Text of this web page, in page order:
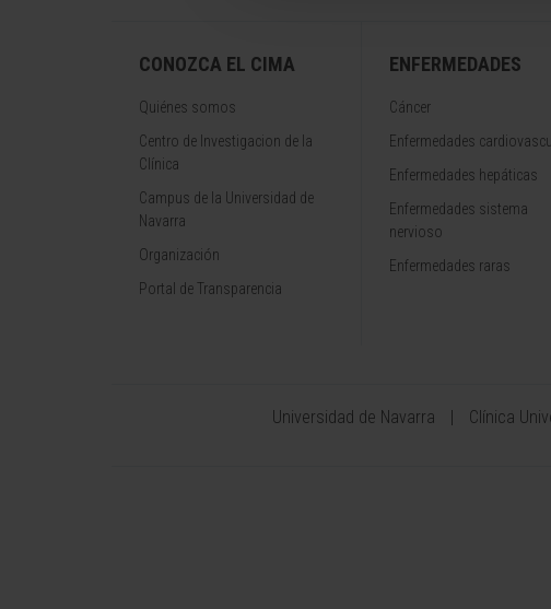
CONOZCA EL CIMA
Quiénes somos
Centro de Investigacion de la
Clínica
Campus de la Universidad de
Navarra
Organización
Portal de Transparencia
ENFERMEDADES
Cáncer
Enfermedades
Enfermedades hepáticas
Enfermedades sistema
nervioso
Enfermedades raras
Universidad de Navarra Clínica